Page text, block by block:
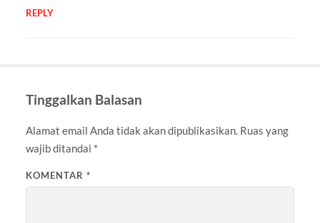
REPLY
Tinggalkan Balasan
Alamat email Anda tidak akan dipublikasikan. Ruas yang
wajib ditandai *
KOMENTAR *